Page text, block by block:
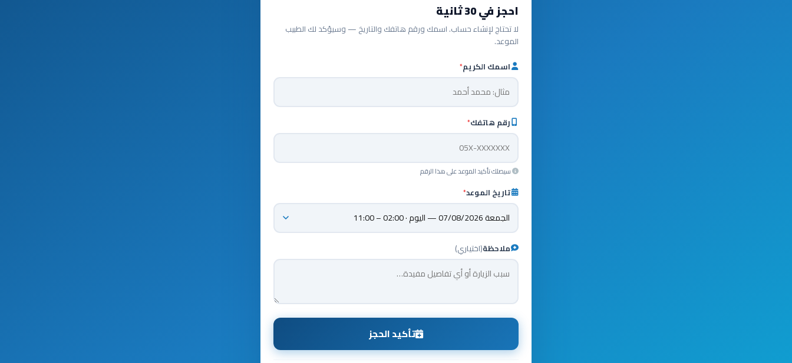
احجز في 30 ثانية
لا تحتاج لإنشاء حساب. اسمك ورقم هاتفك والتاريخ — وسيؤكد لك الطبيب
الموعد.
اسمك الكريم*
رقم هاتفك*
سيصلك تأكيد الموعد على هذا الرقم
تاريخ الموعد*
ملاحظة(اختياري)
تأكيد الحجز